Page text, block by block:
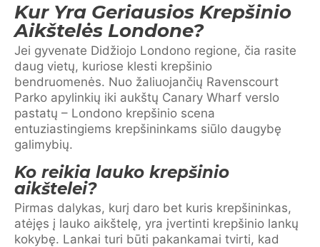
Kur Yra Geriausios Krepšinio
Aikštelės Londone?
Jei gyvenate Didžiojo Londono regione, čia rasite
daug vietų, kuriose klesti krepšinio
bendruomenės. Nuo žaliuojančių Ravenscourt
Parko apylinkių iki aukštų Canary Wharf verslo
pastatų – Londono krepšinio scena
entuziastingiems krepšininkams siūlo daugybę
galimybių.
Ko reikia lauko krepšinio
aikštelei?
Pirmas dalykas, kurį daro bet kuris krepšininkas,
atėjęs į lauko aikštelę, yra įvertinti krepšinio lankų
kokybę. Lankai turi būti pakankamai tvirti, kad